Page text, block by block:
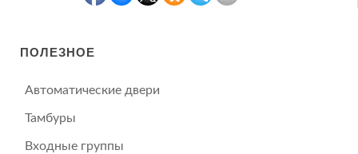
ПОЛЕЗНОЕ
Автоматические двери
Тамбуры
Входные группы